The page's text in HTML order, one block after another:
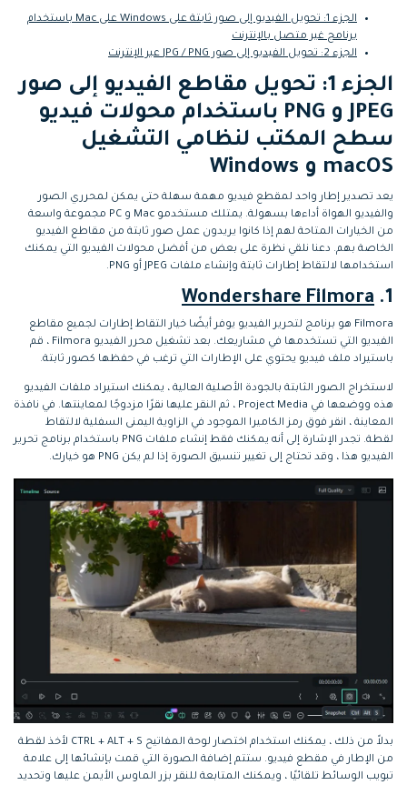
الجزء 1: تحويل الفيديو إلى صور ثابتة على Windows على Mac باستخدام
برنامج غير متصل بالإنترنت
الجزء 2: تحويل الفيديو إلى صور JPG / PNG عبر الإنترنت
الجزء 1: تحويل مقاطع الفيديو إلى صور
JPEG و PNG باستخدام محولات فيديو
سطح المكتب لنظامي التشغيل
macOS و Windows
يعد تصدير إطار واحد لمقطع فيديو مهمة سهلة حتى يمكن لمحرري الصور
والفيديو الهواة أداءها بسهولة. يمتلك مستخدمو Mac و PC مجموعة واسعة
من الخيارات المتاحة لهم إذا كانوا يريدون عمل صور ثابتة من مقاطع الفيديو
الخاصة بهم. دعنا نلقي نظرة على بعض من أفضل محولات الفيديو التي يمكنك
استخدامها لالتقاط إطارات ثابتة وإنشاء ملفات JPEG أو PNG.
1.
Wondershare Filmora
Filmora هو برنامج لتحرير الفيديو يوفر أيضًا خيار التقاط إطارات لجميع مقاطع
الفيديو التي تستخدمها في مشاريعك. بعد تشغيل محرر الفيديو Filmora ، قم
باستيراد ملف فيديو يحتوي على الإطارات التي ترغب في حفظها كصور ثابتة.
لاستخراج الصور الثابتة بالجودة الأصلية العالية ، يمكنك استيراد ملفات الفيديو
هذه ووضعها في Project Media ، ثم النقر عليها نقرًا مزدوجًا لمعاينتها. في نافذة
المعاينة ، انقر فوق رمز الكاميرا الموجود في الزاوية اليمنى السفلية لالتقاط
لقطة. تجدر الإشارة إلى أنه يمكنك فقط إنشاء ملفات PNG باستخدام برنامج تحرير
الفيديو هذا ، وقد تحتاج إلى تغيير تنسيق الصورة إذا لم يكن PNG هو خيارك.
بدلاً من ذلك ، يمكنك استخدام اختصار لوحة المفاتيح CTRL + ALT + S لأخذ لقطة
من الإطار في مقطع فيديو. ستتم إضافة الصورة التي قمت بإنشائها إلى علامة
تبويب الوسائط تلقائيًا ، ويمكنك المتابعة للنقر بزر الماوس الأيمن عليها وتحديد